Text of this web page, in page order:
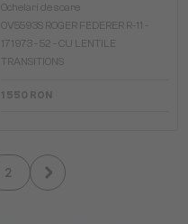
Ochelari de soare
OV5593S ROGER FEDERER R-11 -
171973 - 52 - CU LENTILE
TRANSITIONS
1 550 RON
2